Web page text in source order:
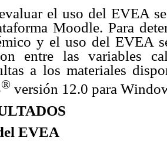
el uso del EVEA
Moodle. Para
y el uso del EVEA
entre las variables
a los materiales
® versión 12.0 para
EVEA